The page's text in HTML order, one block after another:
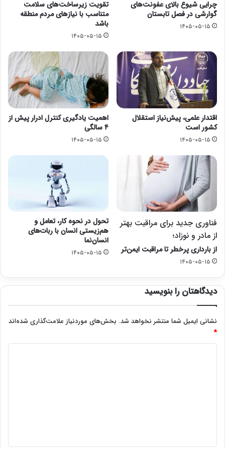
چرایی شیوع بالای عفونت‌های
گوارشی در فصل تابستان
۱۴۰۵-۰۵-۱۵
تقویت زیرساخت‌های سلامت
متناسب با نیازهای مردم منطقه
باشد
۱۴۰۵-۰۵-۱۵
اقتدار علمی، پیش‌نیاز استقلال
کشور است
۱۴۰۵-۰۵-۱۵
اهمیت یادگیری کنترل ادرار پیش از
۴ سالگی
۱۴۰۵-۰۵-۱۵
فناوری جدید برای مراقبت بهتر
از مادر و نوزاد؛
از بارداری پرخطر تا مراقبت ایمن‌تر
۱۴۰۵-۰۵-۱۵
تحول در نحوه کار، تعامل و
هم‌زیستی انسان با ربات‌های
انسان‌نما
۱۴۰۵-۰۵-۱۵
دیدگاهتان را بنویسید
نشانی ایمیل شما منتشر نخواهد شد. بخش‌های موردنیاز علامت‌گذاری شده‌اند
*